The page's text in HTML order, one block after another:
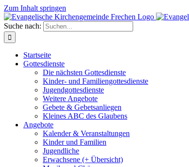
Zum Inhalt springen
Suche nach:
Startseite
Gottesdienste
Die nächsten Gottesdienste
Kinder- und Familiengottesdienste
Jugendgottesdienste
Weitere Angebote
Gebete & Gebetsanliegen
Kleines ABC des Glaubens
Angebote
Kalender & Veranstaltungen
Kinder und Familien
Jugendliche
Erwachsene (+ Übersicht)